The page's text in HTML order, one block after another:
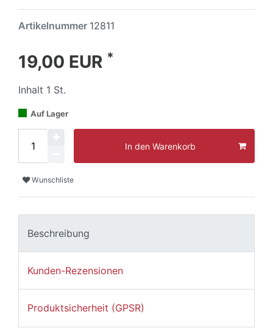
Artikelnummer 12811
19,00 EUR *
Inhalt 1 St.
Auf Lager
In den Warenkorb
Wunschliste
Beschreibung
Kunden-Rezensionen
Produktsicherheit (GPSR)